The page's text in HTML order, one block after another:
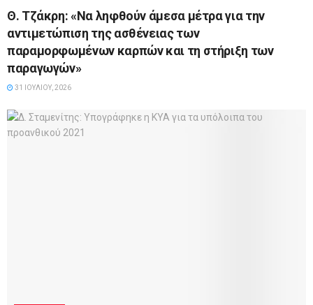
Θ. Τζάκρη: «Να ληφθούν άμεσα μέτρα για την
αντιμετώπιση της ασθένειας των
παραμορφωμένων καρπών και τη στήριξη των
παραγωγών»
31 ΙΟΥΛΊΟΥ, 2026